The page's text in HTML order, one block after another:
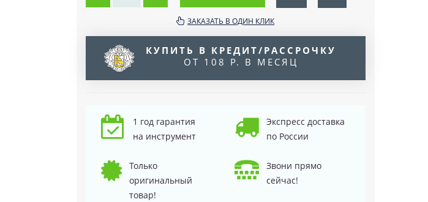
ЗАКАЗАТЬ В ОДИН КЛИК
КУПИТЬ В КРЕДИТ/РАССРОЧКУ
ОТ 108 Р. В МЕСЯЦ
1 год гарантия
на инструмент
Экспресс доставка
по России
Только
оригинальный
товар!
Звони прямо
сейчас!